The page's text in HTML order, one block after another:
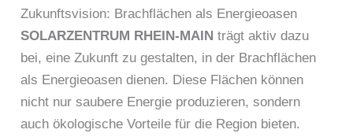
Zukunftsvision: Brachflächen als Energieoasen
SOLARZENTRUM RHEIN-MAIN trägt aktiv dazu
bei, eine Zukunft zu gestalten, in der Brachflächen
als Energieoasen dienen. Diese Flächen können
nicht nur saubere Energie produzieren, sondern
auch ökologische Vorteile für die Region bieten.